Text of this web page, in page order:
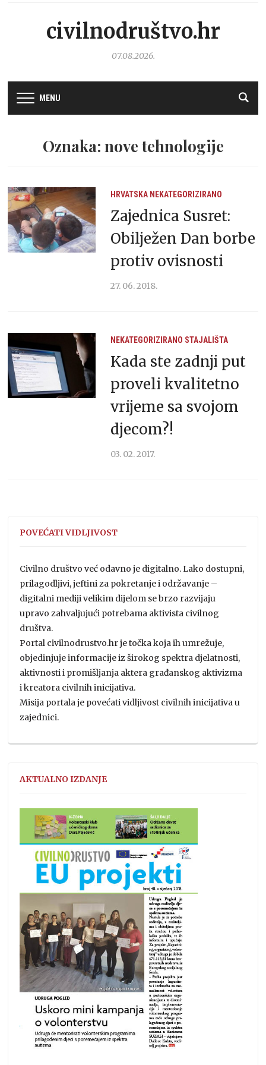
civilnodruštvo.hr
07.08.2026.
MENU
Oznaka: nove tehnologije
HRVATSKA NEKATEGORIZIRANO
Zajednica Susret:
Obilježen Dan borbe
protiv ovisnosti
27. 06. 2018.
NEKATEGORIZIRANO STAJALIŠTA
Kada ste zadnji put
proveli kvalitetno
vrijeme sa svojom
djecom?!
03. 02. 2017.
POVEĆATI VIDLJIVOST
Civilno društvo već odavno je digitalno. Lako dostupni,
prilagodljivi, jeftini za pokretanje i održavanje –
digitalni mediji velikim dijelom se brzo razvijaju
upravo zahvaljujući potrebama aktivista civilnog
društva.
Portal civilnodrustvo.hr je točka koja ih umrežuje,
objedinjuje informacije iz širokog spektra djelatnosti,
aktivnosti i promišljanja aktera građanskog aktivizma
i kreatora civilnih inicijativa.
Misija portala je povećati vidljivost civilnih inicijativa u
zajednici.
AKTUALNO IZDANJE